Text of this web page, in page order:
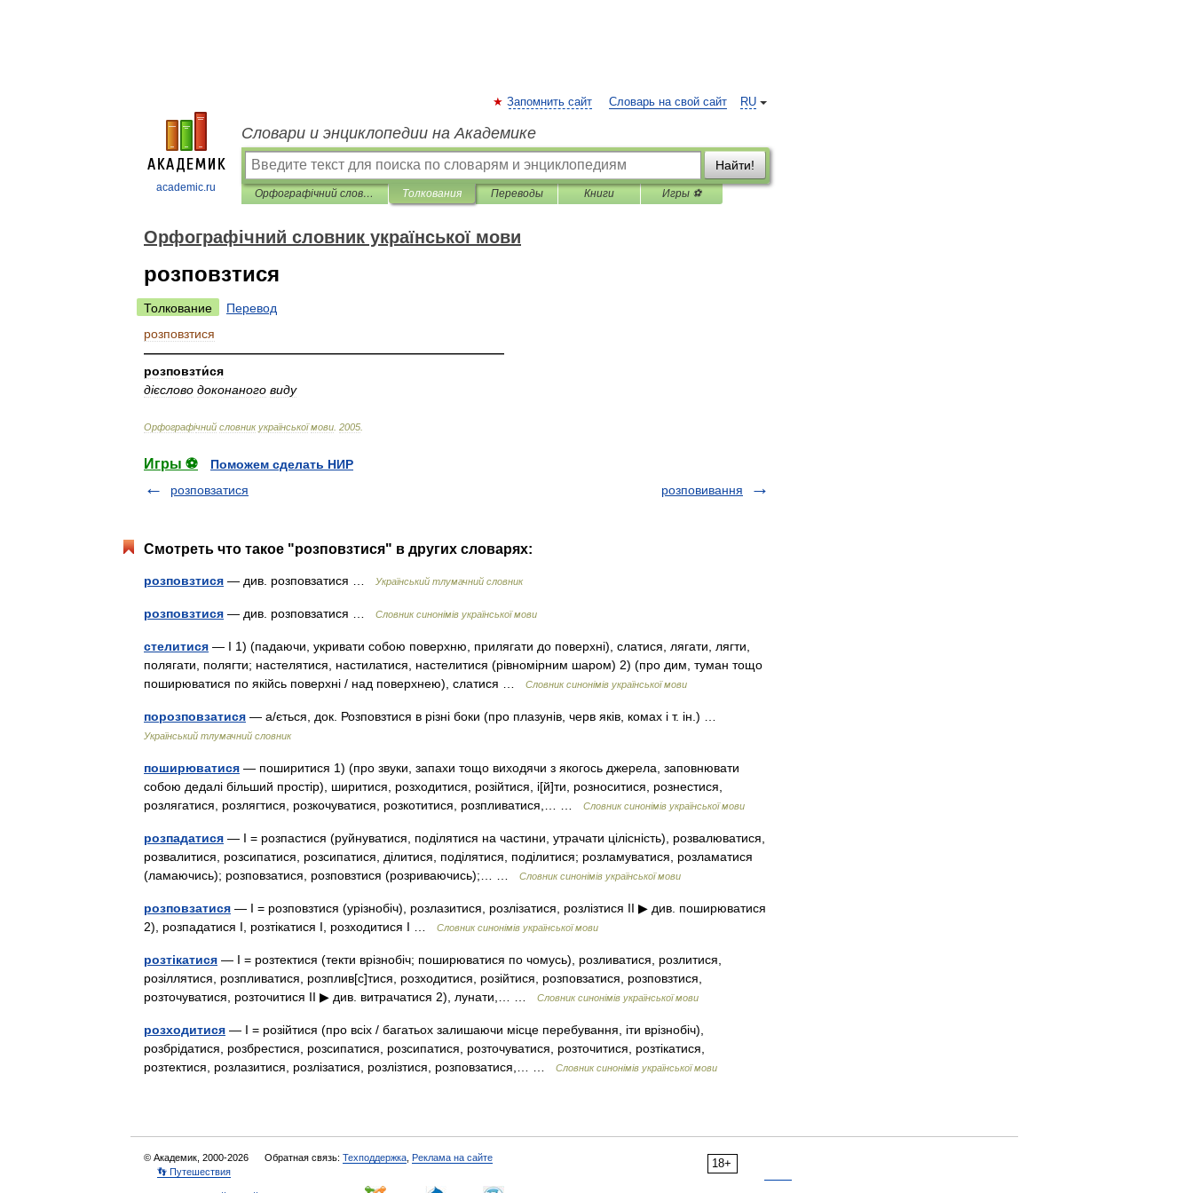
academic.ru
RU
Запомнить сайт Словарь на свой сайт
Словари и энциклопедии на Академике
Найти!
Орфографічний словник української мови Толкования Переводы Книги Игры ⚽
Орфографічний словник української мови
розповзтися
Толкование
Перевод
розповзтися
—————————————————————————————
розповзти́ся
дієслово доконаного виду
Орфографічний словник української мови 2005
Игры ⚽
Поможем сделать НИР
розповзатися
розповивання
Смотреть что такое "розповзтися" в других словарях:
розповзтися — див. розповзатися … Український тлумачний словник
розповзтися — див. розповзатися … Словник синонімів української мови
стелитися — I 1) (падаючи, укривати собою поверхню, прилягати до поверхні), слатися, лягати, лягти,
полягати, полягти; настелятися, настилатися, настелитися (рівномірним шаром) 2) (про дим, туман тощо
поширюватися по якійсь поверхні / над поверхнею), слатися …
Словник синонімів української мови
порозповзатися — а/ється, док. Розповзтися в різні боки (про плазунів, черв яків, комах і т. ін.) …
Український тлумачний словник
поширюватися — поширитися 1) (про звуки, запахи тощо виходячи з якогось джерела, заповнювати
собою дедалі більший простір), ширитися, розходитися, розійтися, і[й]ти, розноситися, рознестися,
розлягатися, розлягтися, розкочуватися, розкотитися, розпливатися,… …
Словник синонімів української мови
розпадатися — I = розпастися (руйнуватися, поділятися на частини, утрачати цілісність), розвалюватися,
розвалитися, розсипатися, розсипатися, ділитися, поділятися, поділитися; розламуватися, розламатися
(ламаючись); розповзатися, розповзтися (розриваючись);… …
Словник синонімів української мови
розповзатися — I = розповзтися (урізнобіч), розлазитися, розлізатися, розлізтися II ▶ див. поширюватися
2), розпадатися I, розтікатися I, розходитися I …
Словник синонімів української мови
розтікатися — I = розтектися (текти врізнобіч; поширюватися по чомусь), розливатися, розлитися,
розіллятися, розпливатися, розплив[с]тися, розходитися, розійтися, розповзатися, розповзтися,
розточуватися, розточитися II ▶ див. витрачатися 2), лунати,… …
Словник синонімів української мови
розходитися — I = розійтися (про всіх / багатьох залишаючи місце перебування, іти врізнобіч),
розбрідатися, розбрестися, розсипатися, розсипатися, розточуватися, розточитися, розтікатися,
розтектися, розлазитися, розлізатися, розлізтися, розповзатися,… …
Словник синонімів української мови
18+
© Академик, 2000-2026 Обратная связь: Техподдержка Реклама на сайте
👣 Путешествия